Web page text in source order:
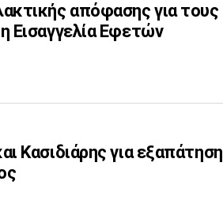
απόφασης για τους
Εισαγγελία Εφετών
Κασιδιάρης για εξαπάτηση